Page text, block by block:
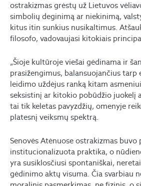
ostrakizmas grėstų už Lietuvos
simbolių deginimą ar niekinimą,
kitus itin sunkius nusikaltimus.
filosofo, vadovaujasi kitokiais
„Šioje kultūroje viešai gėdinama ir
prasižengimus, balansuojančius tarp
leidimo uždėjus ranką kitam
seksistinį ar kitokio pobūdžio juokelį
tai tik keletas pavyzdžių, omenyje
platesnį veiksmų spektrą.
Senovės Atėnuose ostrakizmas
institucionalizuota praktika, o
yra susiklosčiusi spontaniškai,
gėdinimo aktų visuma. Čia svarbiau